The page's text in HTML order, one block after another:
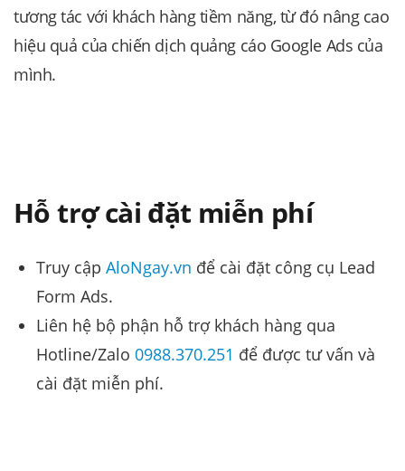
tương tác với khách hàng tiềm năng, từ đó nâng cao
hiệu quả của chiến dịch quảng cáo Google Ads của
mình.
Hỗ trợ cài đặt miễn phí
Truy cập AloNgay.vn để cài đặt công cụ Lead
Form Ads.
Liên hệ bộ phận hỗ trợ khách hàng qua
Hotline/Zalo 0988.370.251 để được tư vấn và
cài đặt miễn phí.